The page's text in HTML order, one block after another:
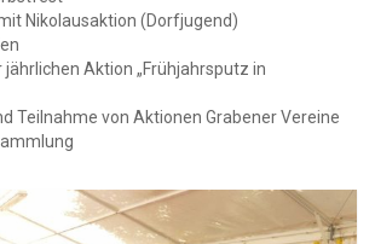
Nikolausaktion (Dorfjugend)
Aktion „Frühjahrsputz in
Teilnahme von Aktionen Grabener Vereine